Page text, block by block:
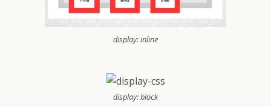
display: inline
display: block